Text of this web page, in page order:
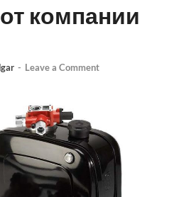
компании
- Leave a Comment